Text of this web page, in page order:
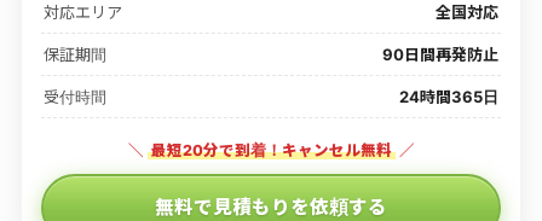
対応エリア 全国対応
保証期間 90日間再発防止
受付時間 24時間365日
＼ 最短20分で到着！キャンセル無料 ／
無料で見積もりを依頼する